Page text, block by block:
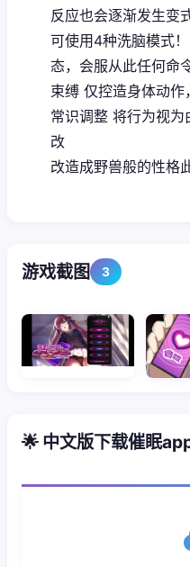
反应也会逐渐发生变
可使用4种洗脑模式
态，会服从此任何命
束缚 仅控造身体动
常识调整 将行为视
改
改造成野兽般的性格
游戏截图 3
🌟 中文版下载催眠